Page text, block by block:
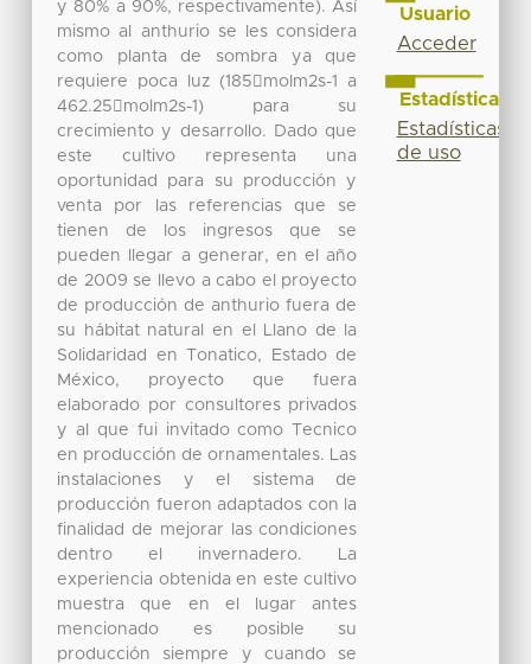
y 80% a 90%, respectivamente). Así
mismo al anthurio se les considera
como planta de sombra ya que
requiere poca luz (185molm2s-1 a
462.25molm2s-1) para su
crecimiento y desarrollo. Dado que
este cultivo representa una
oportunidad para su producción y
venta por las referencias que se
tienen de los ingresos que se
pueden llegar a generar, en el año
de 2009 se llevo a cabo el proyecto
de producción de anthurio fuera de
su hábitat natural en el Llano de la
Solidaridad en Tonatico, Estado de
México, proyecto que fuera
elaborado por consultores privados
y al que fui invitado como Tecnico
en producción de ornamentales. Las
instalaciones y el sistema de
producción fueron adaptados con la
finalidad de mejorar las condiciones
dentro el invernadero. La
experiencia obtenida en este cultivo
muestra que en el lugar antes
mencionado es posible su
producción siempre y cuando se
Usuario
Acceder
Estadísticas
Estadísticas
de uso